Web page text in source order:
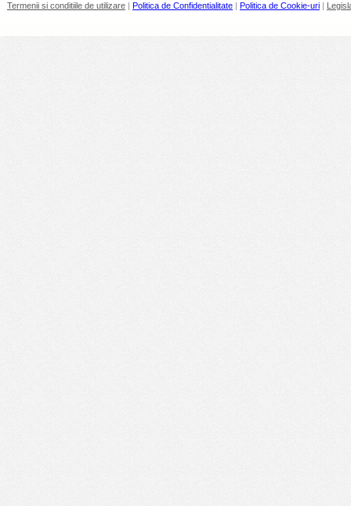
Termenii si conditiile de utilizare | Politica de Confidentialitate | Politica de Cookie-uri |